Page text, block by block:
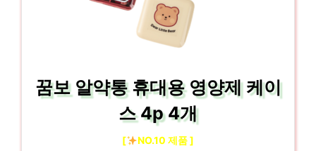
꿈보 알약통 휴대용 영양제 케이
스 4p 4개
[ NO.10 제품 ]